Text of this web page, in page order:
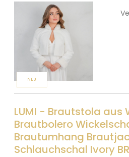
NEU
LUMI - Brautstola aus
Brautbolero
Brautumhang
Schlauchschal Ivory